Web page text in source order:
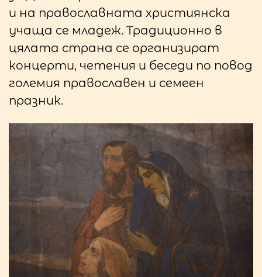
и на православната християнска
учаща се младеж. Традиционно в
цялата страна се организират
концерти, четения и беседи по повод
големия православен и семеен
празник.